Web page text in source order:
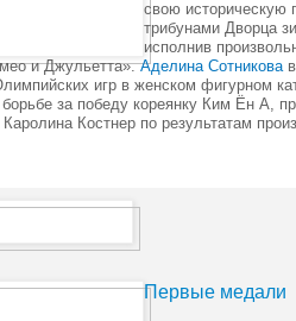
свою историческую
трибунами Дворца
исполнив
и Джульетта».Аделина Сотникова
игр в женском фигурном
за победу кореянку Ким Ён А,
Каролина Костнер по результатам
Первые медали